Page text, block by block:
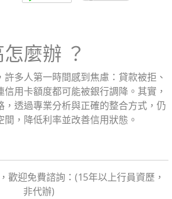
麼辦 ？
多人第一時間感到焦慮：貸款被拒、
用卡額度都可能被銀行調降。其實，
，透過專業分析與正確的整合方式，仍
，降低利率並改善信用狀態。
歡迎免費諮詢：(15年以上行員資歷，
非代辦)